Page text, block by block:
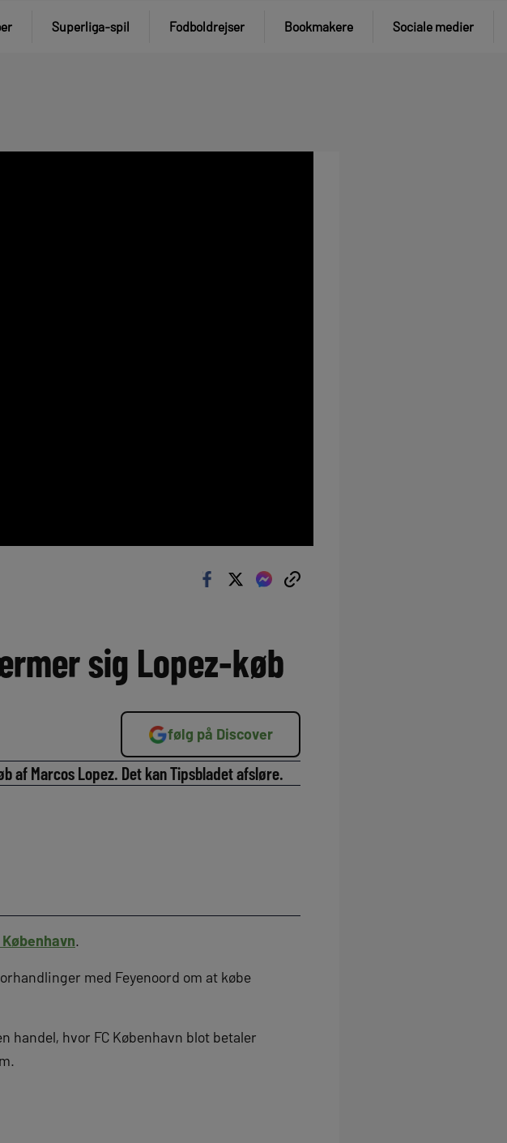
Superliga-spil Fodboldrejser Bookmakere Sociale medier
sig Lopez-køb
følg på Discover
af Marcos Lopez. Det kan Tipsbladet afsløre.
København.
med Feyenoord om at købe
handel, hvor FC København blot betaler